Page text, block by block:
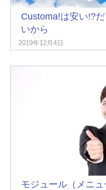
Customa!は安い!?
いから
2019年12月4日
モジュール（メニ